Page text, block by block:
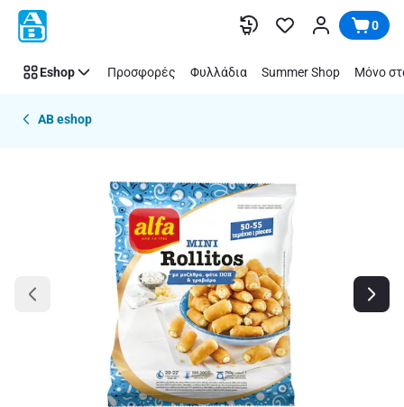
Παράλειψη 0
Eshop Προσφορές Φυλλάδια Summer Shop Μόνο
AB eshop